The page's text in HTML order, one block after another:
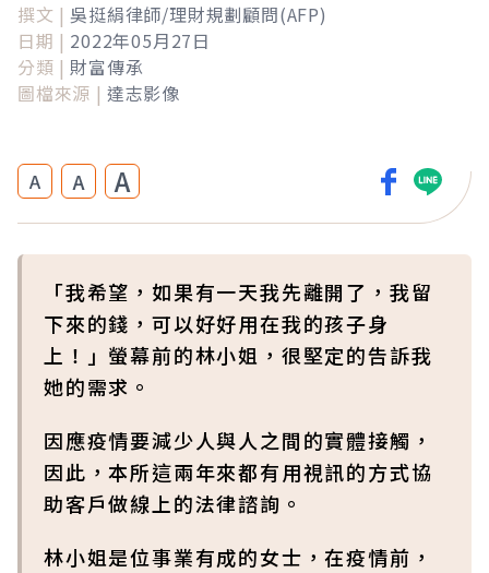
撰文 | 吳挺絹律師/理財規劃顧問(AFP)
日期 | 2022年05月27日
分類 | 財富傳承
圖檔來源 | 達志影像
A A A
「我希望，如果有一天我先離開了，我留
下來的錢，可以好好用在我的孩子身
上！」螢幕前的林小姐，很堅定的告訴我
她的需求。
因應疫情要減少人與人之間的實體接觸，
因此，本所這兩年來都有用視訊的方式協
助客戶做線上的法律諮詢。
林小姐是位事業有成的女士，在疫情前，